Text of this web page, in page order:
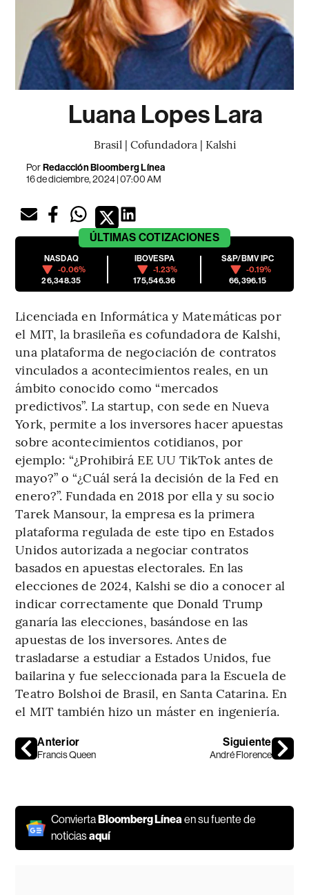
Luana Lopes Lara
Brasil | Cofundadora | Kalshi
PorRedacción Bloomberg Línea
16 de diciembre, 2024 | 07:00 AM
ÚLTIMAS COTIZACIONES
NASDAQ
-0.06%
26,348.35
IBOVESPA
-1.23%
175,546.36
S&P/BMV IPC
-0.19%
66,396.15
Licenciada en Informática y Matemáticas por
el MIT, la brasileña es cofundadora de Kalshi,
una plataforma de negociación de contratos
vinculados a acontecimientos reales, en un
ámbito conocido como “mercados
predictivos”. La startup, con sede en Nueva
York, permite a los inversores hacer apuestas
sobre acontecimientos cotidianos, por
ejemplo: “¿Prohibirá EE UU TikTok antes de
mayo?” o “¿Cuál será la decisión de la Fed en
enero?”. Fundada en 2018 por ella y su socio
Tarek Mansour, la empresa es la primera
plataforma regulada de este tipo en Estados
Unidos autorizada a negociar contratos
basados en apuestas electorales. En las
elecciones de 2024, Kalshi se dio a conocer al
indicar correctamente que Donald Trump
ganaría las elecciones, basándose en las
apuestas de los inversores. Antes de
trasladarse a estudiar a Estados Unidos, fue
bailarina y fue seleccionada para la Escuela de
Teatro Bolshoi de Brasil, en Santa Catarina. En
el MIT también hizo un máster en ingeniería.
Anterior
Francis Queen
Siguiente
André Florence
ConviertaBloomberg Líneaen su fuente de
noticiasaquí